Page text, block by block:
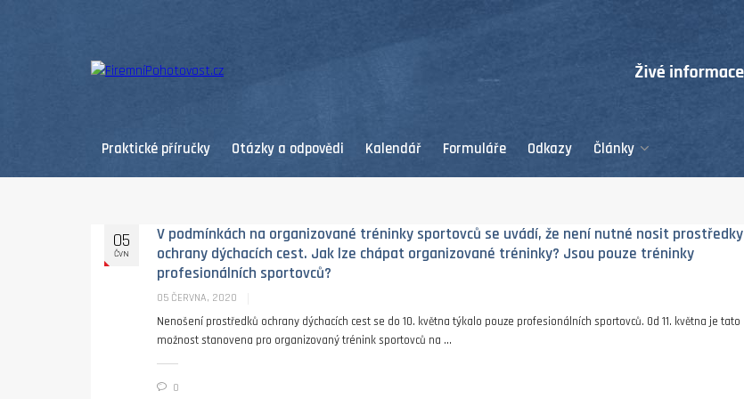
Praktické příručky Otázky a odpovědi Kalendář Formuláře Odkazy Články
05
ČVN
V podmínkách na organizované tréninky sportovců se uvádí, že není nutné nosit prostředky
ochrany dýchacích cest. Jak lze chápat organizované tréninky? Jsou pouze tréninky
profesionálních sportovců?
05 ČERVNA, 2020
Nenošení prostředků ochrany dýchacích cest se do 10. května týkalo pouze profesionálních sportovců. Od 11. května je tato
možnost stanovena pro organizovaný trénink sportovců na ...
0